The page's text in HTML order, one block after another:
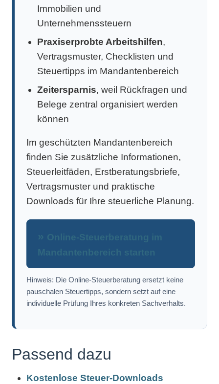
Immobilien und
Unternehmenssteuern
Praxiserprobte Arbeitshilfen,
Vertragsmuster, Checklisten und
Steuertipps im Mandantenbereich
Zeitersparnis, weil Rückfragen und
Belege zentral organisiert werden
können
Im geschützten Mandantenbereich
finden Sie zusätzliche Informationen,
Steuerleitfäden, Erstberatungsbriefe,
Vertragsmuster und praktische
Downloads für Ihre steuerliche Planung.
Online-Steuerberatung im
Mandantenbereich starten
Hinweis: Die Online-Steuerberatung ersetzt keine
pauschalen Steuertipps, sondern setzt auf eine
individuelle Prüfung Ihres konkreten Sachverhalts.
Passend dazu
Kostenlose Steuer-Downloads